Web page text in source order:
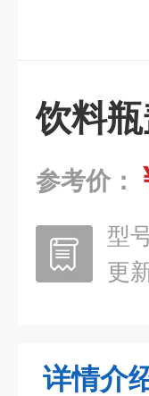
饮料
参考价：
型
更
详情介